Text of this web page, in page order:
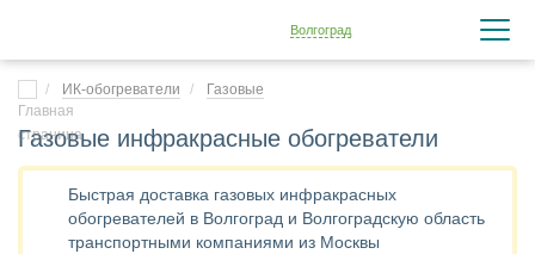
Волгоград
ИК-обогреватели Газовые
Газовые инфракрасные обогреватели
Быстрая доставка газовых инфракрасных
обогревателей в Волгоград и Волгоградскую область
транспортными компаниями из Москвы